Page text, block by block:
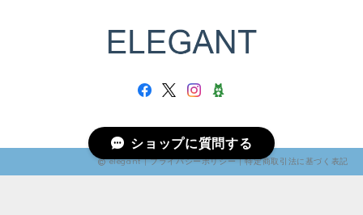
elegant |プライバシーポリシー|特定商取引法に基づく表記
ショップに質問する